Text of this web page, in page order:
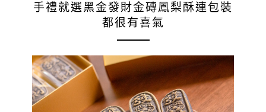
手禮就選黑金發財金磚鳳梨酥連包裝
都很有喜氣